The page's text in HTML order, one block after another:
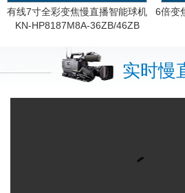
有线7寸全彩变焦慢直播智能球机
KN-HP8187M8A-36ZB/46ZB
6倍变
实时慢